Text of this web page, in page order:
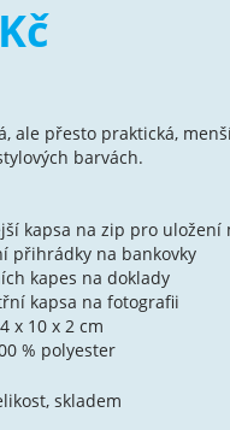
ale přesto praktická,
barvách.
kapsa na zip pro uložení
přihrádky na bankovky
kapes na doklady
kapsa na fotografii
x 10 x 2 cm
% polyester
skladem